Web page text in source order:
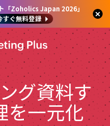
「Zoholics Japan 2026」
すぐ無料登録
グ資料す
を一元化